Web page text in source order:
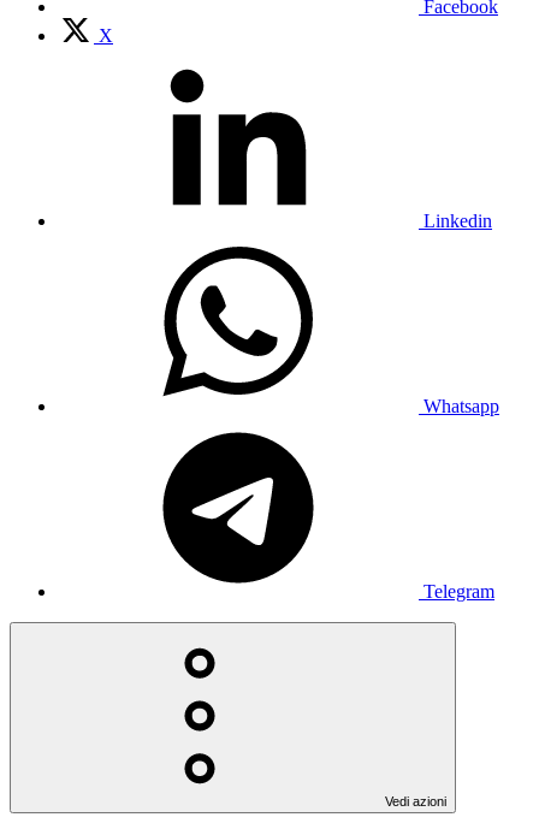
Facebook
X
Linkedin
Whatsapp
Telegram
Vedi azioni